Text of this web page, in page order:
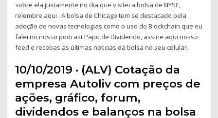
sobre ela justamente no dia que visitei a bolsa de NYSE,
relembre aqui . A bolsa de Chicago tem se destacado pela
adoção de novas tecnologias como o uso do Blockchain que eu
falei no nosso podcast Papo de Dividendo, assine aqui nosso
feed e recebas as últimas noticias da bolsa no seu celular.
10/10/2019 · (ALV) Cotação da
empresa Autoliv com preços de
ações, gráfico, forum,
dividendos e balanços na bolsa